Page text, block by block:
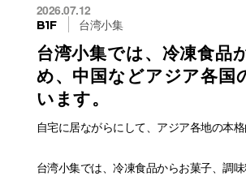
脂肪の多い料理や臭いのきつい料理を頂い
飲むのにも適しているお茶です。
ほのかに薄く香る蘭に似たような香りと、
口当たりがいい緑茶のまろやかさ。
苦みの少ないすっきりとした後味をお楽
2026.07.12
B1F 台湾小集
台湾小集では、冷凍食品
め、中国などアジア各国
います。
自宅に居ながらにして、アジア各地の本
台湾小集では、冷凍食品からお菓子、調味